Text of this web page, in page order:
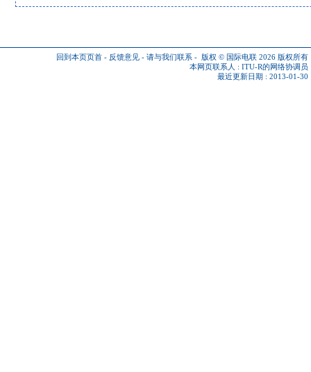
回到本页页首 - 反馈意见 - 请与我们联系 - 版权 © 国际电联 2026 版权所有
本网页联系人 : ITU-R的网络协调员
最近更新日期 : 2013-01-30